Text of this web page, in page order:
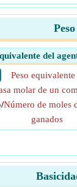
del
Peso equivalente
molar de un
/Número de moles
ganados